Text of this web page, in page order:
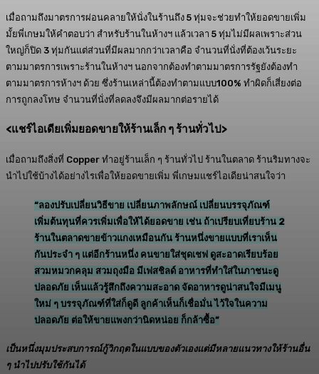
เมื่อถามถึงมาตรการผ่อนคลายให้นั่งในร้านถึง 5 ทุ่มจะช่วยทำให้ยอดขายเพิ่ม
มั้ยพี่เกษมให้คำตอบว่า สำหรับร้านในห้างฯ แล้วเวลา 5 ทุ่มไม่มีผลเพราะส่วน
ใหญ่ก็ปิด 3 ทุ่มกันแต่ส่วนที่มีผลมากกว่าเวลาคือ จำนวนที่นั่งที่ต้องเว้นระยะ
ตามมาตรการเพราะร้านในห้างฯ นอกจากต้องทำตามมาตรการรัฐยังต้องทำ
ตามมาตรการห้างฯ ด้วย ซึ่งร้านเหล่านี้ต้องทำตามแบบ100% ทำผิดก็เสี่ยงต่อ
การถูกลงโทษ จำนวนที่นั่งที่ลดลงจึงมีผลมากต่อรายได้
<แชร์ไอเดียเพิ่มยอดขายให้ร้านเล็ก ๆ ร้านทั่วไป>
เมื่อถามถึงสิ่งที่ Copper ทำอยู่ร้านเล็ก ๆ ร้านทั่วไป ร้านในตลาด ร้านริมทางจะ
นำไปใช้บ้างได้อย่างไรเพื่อให้ยอดขายเพิ่ม พี่เกษมแชร์ไอเดียน่าสนใจว่า
“ลองปรับเปลี่ยนวิธีขาย เปลี่ยนภาพลักษณ์ เปลี่ยนบรรจุภัณฑ์
เพิ่มต้นทุนที่ควรเพิ่มเพื่อให้ได้ยอดขาย เช่น ถ้าเปรียบเที่ยบร้าน 2
ร้านในตลาดขายข้าวแกงเหมือนกัน ร้านหนึ่งขายแบบที่เราเห็น
กันประจำ ๆ แต่อีกร้านหนึ่ง คนขายใส่ชุดเชฟ ดูสะอาดเรียบร้อย
สวมหมวกคลุม สวมถุงมือ มีเฟสชิลด์ อาหารที่ทำใส่ในภาชนะดู
ปลอดภัย เห็นแล้วรู้สึกถึงความสะอาด จัดอาหารดูน่าสนใจมีเมนู
ใหม่ ๆ บรรจุภัณฑ์ที่ใส่ก็ดูดี ลูกค้าเห็นก็เชื่อมั่น ไว้ใจในความ
ปลอดภัย ต่อให้ขายแพงกว่านิดหน่อย ก็กล้าซื้อ”
เป็นหนึ่งมุมประสบการณ์กู้วิกฤตในแบบของตัวเองแต่มีหลายแนวทางให้ร้านอื่น
ๆ นำไปปรับใช้กันได้